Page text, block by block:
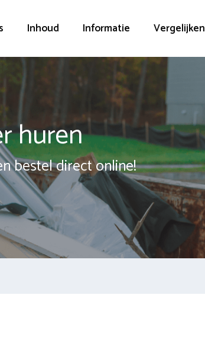
Inhoud Informatie Vergelijken
huren
bestel direct online!